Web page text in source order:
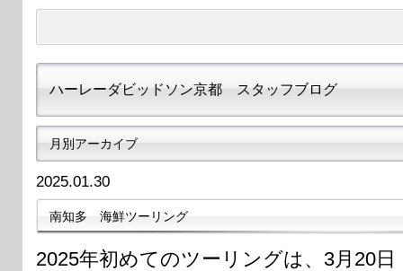
ハーレーダビッドソン京都 スタッフブログ
月別アーカイブ
2025.01.30
南知多 海鮮ツーリング
2025年初めてのツーリングは、3月20